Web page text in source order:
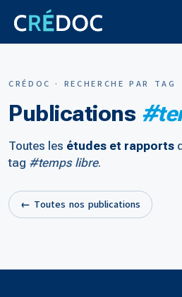
CRÉDOC · RECHERCHE PAR TAG
Publications
Toutes les études et rapports
tag #temps libre.
← Toutes nos publications